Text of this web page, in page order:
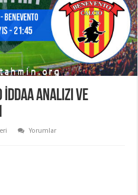
İddaa Analizi ve
Yorumlar